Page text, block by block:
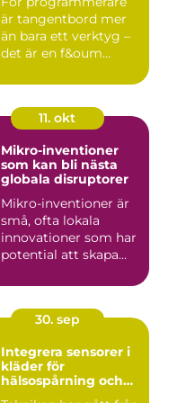
är tangentbord mer
än bara ett verktyg –
det är en f&oum...
11. okt
Mikro-inventioner
som kan bli nästa
globala disruptorer
Mikro-inventioner är
små, ofta lokala
innovationer som har
potential att skapa
30. sep
Integrera sensorer i
kläder för
hälsospårning och